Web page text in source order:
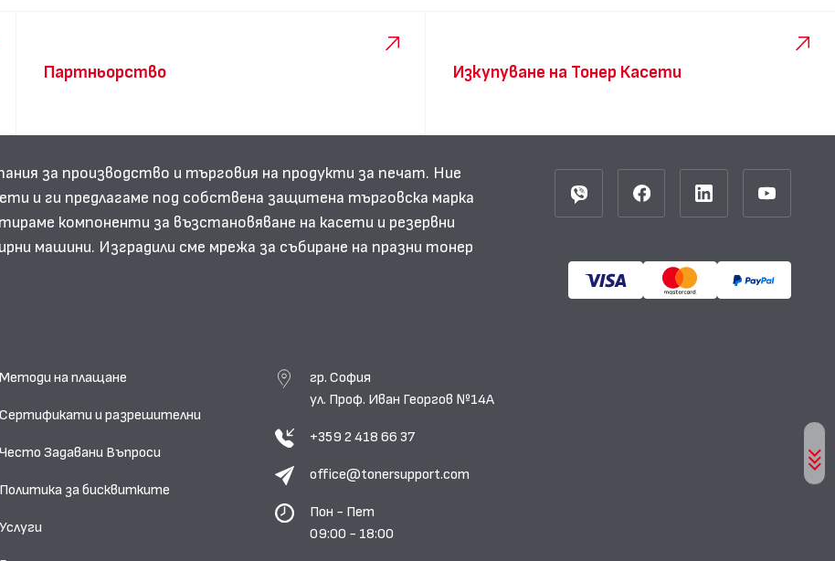
Партньорство Изкупуване на Тонер Касети
за производство и търговия на продукти за печат. Ние
и ги предлагаме под собствена защитена търговска марка
компоненти за възстановяване на касети и резервни
машини. Изградили сме мрежа за събиране на празни тонер
Методи на плащане
Сертификати и разрешителни
Често Задавани Въпроси
Политика за бисквитките
Услуги
гр. София
ул. Проф. Иван Георгов №14А
+359 2 418 66 37
office@tonersupport.com
Пон - Пет
09:00 - 18:00